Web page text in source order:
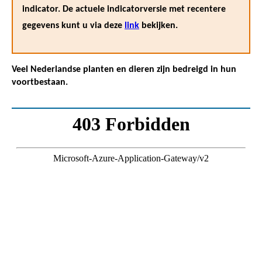
indicator. De actuele indicatorversie met recentere
gegevens kunt u via deze link bekijken.
Veel Nederlandse planten en dieren zijn bedreigd in hun
voortbestaan.